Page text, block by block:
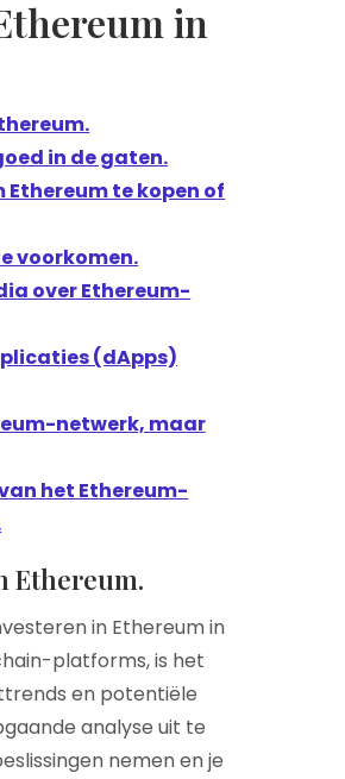
in
in de gaten.
te kopen of
voorkomen.
over Ethereum-
(dApps)
netwerk, maar
het Ethereum-
Ethereum.
in Ethereum in
platforms, is het
en potentiële
analyse uit te
nemen en je